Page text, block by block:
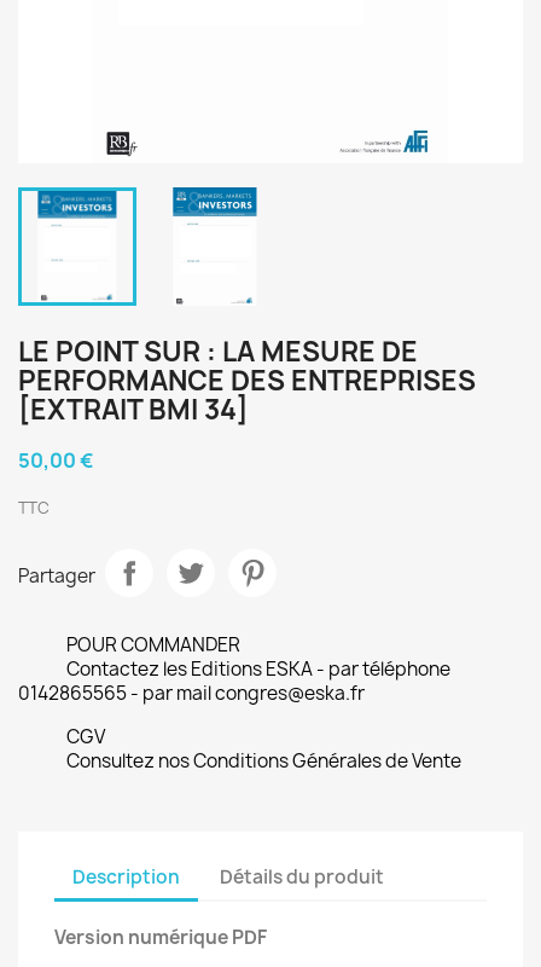
LE POINT SUR : LA MESURE DE
PERFORMANCE DES ENTREPRISES
[EXTRAIT BMI 34]
50,00 €
TTC
Partager
POUR COMMANDER
Contactez les Editions ESKA - par téléphone
0142865565 - par mail congres@eska.fr
CGV
Consultez nos Conditions Générales de Vente
Description Détails du produit
Version numérique PDF